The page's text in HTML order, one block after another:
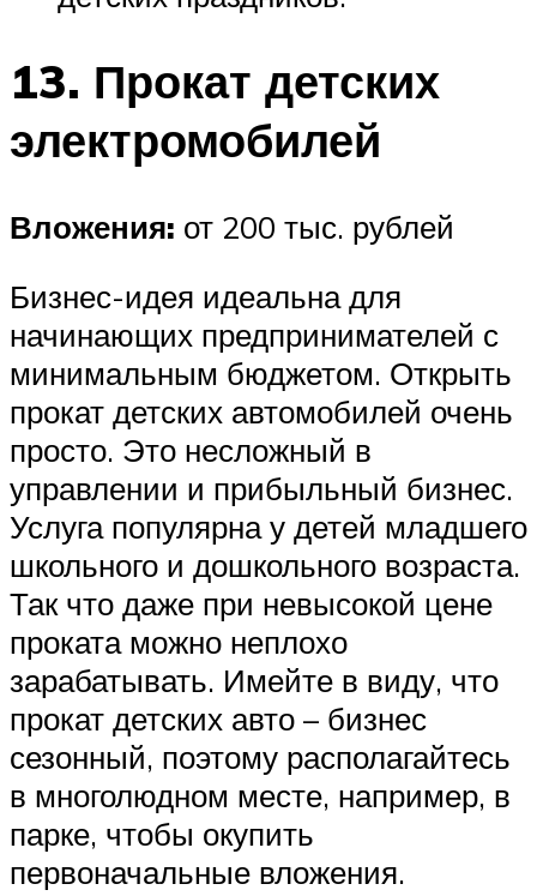
13. Прокат детских
электромобилей
Вложения: от 200 тыс. рублей
Бизнес-идея идеальна для
начинающих предпринимателей с
минимальным бюджетом. Открыть
прокат детских автомобилей очень
просто. Это несложный в
управлении и прибыльный бизнес.
Услуга популярна у детей младшего
школьного и дошкольного возраста.
Так что даже при невысокой цене
проката можно неплохо
зарабатывать. Имейте в виду, что
прокат детских авто – бизнес
сезонный, поэтому располагайтесь
в многолюдном месте, например, в
парке, чтобы окупить
первоначальные вложения.